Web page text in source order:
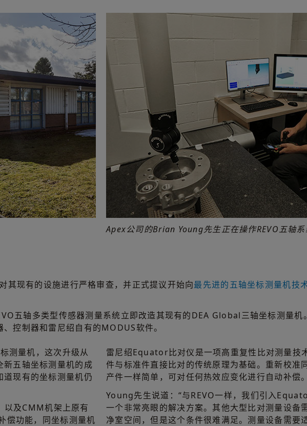
Apex公司的Brian Young先生正在操作REVO五轴
其现有的设施进行严格审查，并正式提议开始向最先进的五轴坐标测量机技
五轴多类型传感器测量系统立即改造其现有的DEA Global三轴坐标测量机
控制器和雷尼绍自有的MODUS软件。
测量机，这次升级从
五轴坐标测量机的成
现有的坐标测量机仍
以及CMM机架上原有
偿功能，同坐标测量机
雷尼绍Equator比对仪是一项高重复性比对测量技
件与标准件直接比对的传统原理为基础。重新校准
产件一样简单，可对任何热效应变化进行自动补偿。
Young先生说道：“与REVO一样，我们引入
一个非常亮眼的解决方案。其他大型比对测量设备
净室空间，但是这个条件很难满足。测量设备需要